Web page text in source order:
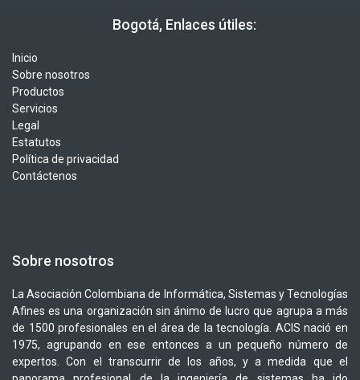
​​ Bogotá, Enlaces útiles:
Inicio
Sobre nosotros
Productos
Servicios
Legal
Estatutos
Política de privacidad
Contáctenos
Sobre nosotros
La Asociación Colombiana de Informática, Sistemas y Tecnologías
Afines es una organización sin ánimo de lucro que agrupa a más
de 1500 profesionales en el área de la tecnología. ACIS nació en
1975, agrupando en ese entonces a un pequeño número de
expertos. Con el transcurrir de los años, y a medida que el